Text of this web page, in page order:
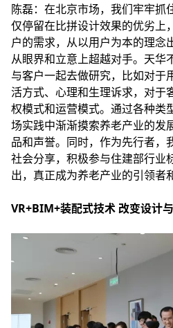
陈磊：在北京市场，我们牢牢抓
仅停留在比拼设计效果的优劣上
户的需求，从以用户为本的理念
从眼界和立意上超越对手。天华
与客户一起去做研究，比如对于
活方式、心理和生理诉求，对于
权模式和运营模式。通过各种类
场实践中渐渐摸索养老产业的发
品和声誉。同时，作为先行者，
社会分享，积极参与住建部行业
出，真正成为养老产业的引领者
VR+BIM+装配式技术 改变设计